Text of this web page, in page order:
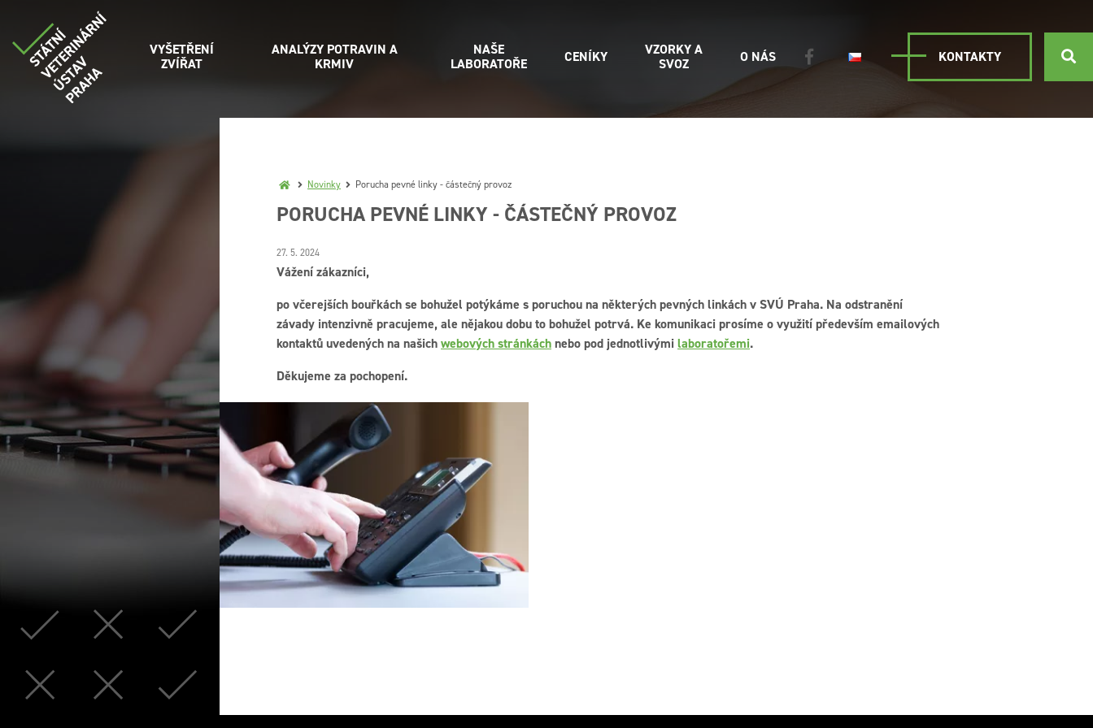
VYŠETŘENÍ
ZVÍŘAT
ANALÝZY POTRAVIN A
KRMIV
NAŠE
LABORATOŘE
CENÍKY
VZORKY A
SVOZ
O NÁS KONTAKTY
Novinky Porucha pevné linky - částečný provoz
PORUCHA PEVNÉ LINKY - ČÁSTEČNÝ PROVOZ
27. 5. 2024
Vážení zákazníci,
po včerejších bouřkách se bohužel potýkáme s poruchou na některých pevných linkách v SVÚ Praha. Na odstranění
závady intenzivně pracujeme, ale nějakou dobu to bohužel potrvá. Ke komunikaci prosíme o využití především emailových
kontaktů uvedených na našichwebových stránkáchnebo pod jednotlivýmilaboratořemi.
Děkujeme za pochopení.